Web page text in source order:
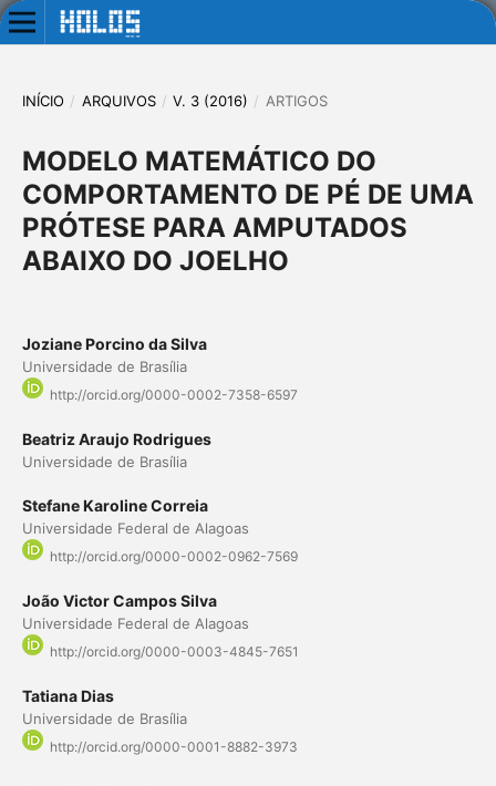
INÍCIO / ARQUIVOS / V. 3 (2016) / ARTIGOS
MODELO MATEMÁTICO DO
COMPORTAMENTO DE PÉ DE UMA
PRÓTESE PARA AMPUTADOS
ABAIXO DO JOELHO
Joziane Porcino da Silva
Universidade de Brasília
http://orcid.org/0000-0002-7358-6597
Beatriz Araujo Rodrigues
Universidade de Brasília
Stefane Karoline Correia
Universidade Federal de Alagoas
http://orcid.org/0000-0002-0962-7569
João Victor Campos Silva
Universidade Federal de Alagoas
http://orcid.org/0000-0003-4845-7651
Tatiana Dias
Universidade de Brasília
http://orcid.org/0000-0001-8882-3973